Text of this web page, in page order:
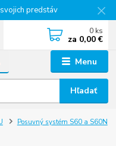
predstáv
Menu
Hľadať
0 ks
za 0,00 €
Posuvný systém S60 a S60N